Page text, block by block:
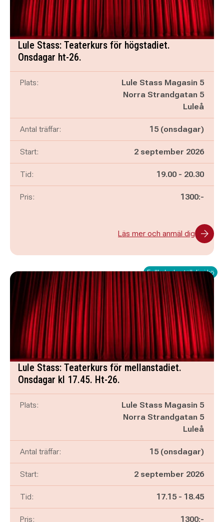
Lule Stass: Teaterkurs för högstadiet.
Onsdagar ht-26.
Plats:
Lule Stass Magasin 5
Norra Strandgatan 5
Luleå
Antal träffar: 15 (onsdagar)
Start: 2 september 2026
Tid: Pågår mellan
19.00 - och
20.30
Pris: 1300:-
Läs mer och anmäl dig
Fullbokad - ställ dig i kö
Lule Stass: Teaterkurs för mellanstadiet.
Onsdagar kl 17.45. Ht-26.
Plats:
Lule Stass Magasin 5
Norra Strandgatan 5
Luleå
Antal träffar: 15 (onsdagar)
Start: 2 september 2026
Tid: Pågår mellan
17.15 - och
18.45
Pris: 1300:-